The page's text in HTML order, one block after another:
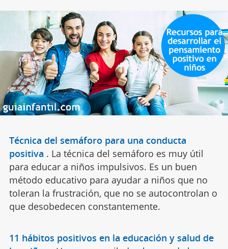
Técnica del semáforo para una conducta
positiva . La técnica del semáforo es muy útil
para educar a niños impulsivos. Es un buen
método educativo para ayudar a niños que no
toleran la frustración, que no se autocontrolan o
que desobedecen constantemente.
11 hábitos positivos en la educación y salud de